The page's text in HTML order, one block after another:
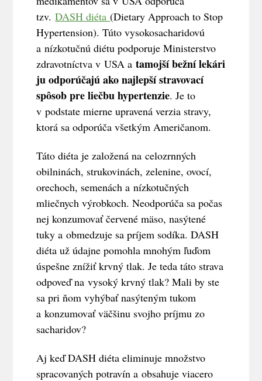
tzv.DASH diéta(Dietary Approach to Stop
Hypertension). Túto vysokosacharidovú
a nízkotučnú diétu podporuje Ministerstvo
zdravotníctva v USA atamojší bežní lekári
ju odporúčajú ako najlepší stravovací
spôsob pre liečbu hypertenzie. Je to
v podstate mierne upravená verzia stravy,
ktorá sa odporúča všetkým Američanom.
Táto diéta je založená na celozrnných
obilninách, strukovinách, zelenine, ovocí,
orechoch, semenách a nízkotučných
mliečnych výrobkoch. Neodporúča sa počas
nej konzumovať červené mäso, nasýtené
tuky a obmedzuje sa príjem sodíka. DASH
diéta už údajne pomohla mnohým ľuďom
úspešne znížiť krvný tlak. Je teda táto strava
odpoveď na vysoký krvný tlak? Mali by ste
sa pri ňom vyhýbať nasýteným tukom
a konzumovať väčšinu svojho príjmu zo
sacharidov?
Aj keď DASH diéta eliminuje množstvo
spracovaných potravín a obsahuje viacero